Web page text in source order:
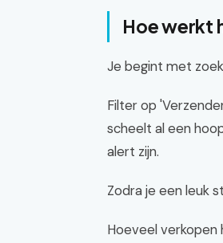
Hoe werkt
Je begint met
Filter op
scheelt al een
alert zijn.
Zodra je een leuk
Hoeveel verkopen